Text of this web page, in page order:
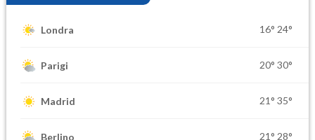
Londra 16° 24°
Parigi 20° 30°
Madrid 21° 35°
Berlino 21° 28°